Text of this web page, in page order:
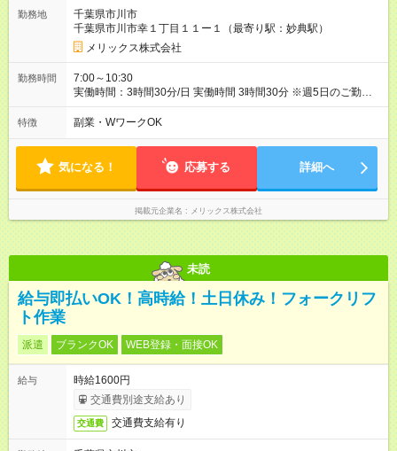
勤務地
千葉県市川市
千葉県市川市幸１丁目１１ー１（最寄り駅：妙典駅）
メリックス株式会社
勤務時間
7:00～10:30
実働時間：3時間30分/日 実働時間 3時間30分 ※週5日のご勤
務！ 急なお休みの場合などは柔軟に対応いたします。ご安心
ください ※午前中までのご勤務は休憩なし ※勤務時間は面接時
ごす時間もしっかり確保できます。 ◆長期で働きたい方歓迎！
特徴 副業・WワークOK
気になる！ 応募する 詳細へ
掲載元企業名 メリックス株式会社
未読
給与即払いOK！高時給！土日休み！フォークリフ
ト作業
派遣 ブランクOK WEB登録・面接OK
給与
時給1600円
交通費別途支給あり
交通費 交通費支給有り